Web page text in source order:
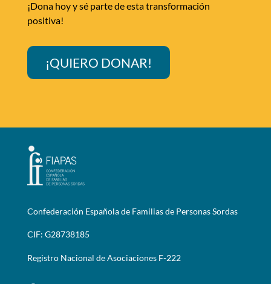
¡Dona hoy y sé parte de esta transformación
positiva!
¡QUIERO DONAR!
Confederación Española de Familias de Personas Sordas
CIF: G28738185
Registro Nacional de Asociaciones F-222